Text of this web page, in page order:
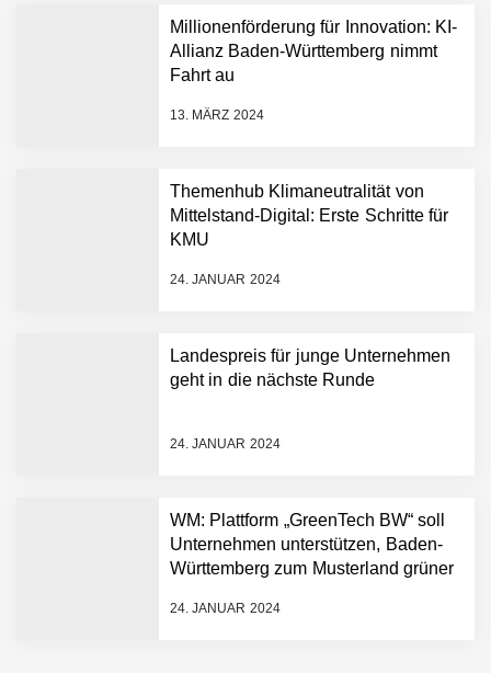
Millionenförderung für Innovation: KI-
Allianz Baden-Württemberg nimmt
Fahrt au
13. MÄRZ 2024
Themenhub Klimaneutralität von
Mittelstand-Digital: Erste Schritte für
KMU
24. JANUAR 2024
Landespreis für junge Unternehmen
geht in die nächste Runde
24. JANUAR 2024
WM: Plattform „GreenTech BW“ soll
Unternehmen unterstützen, Baden-
Württemberg zum Musterland grüner
24. JANUAR 2024
Plattform zu beschleunigen
NEURA Robotics und
Amazon Web Services
starten strategische
AI breit auszurollen
Humanoider Roboter bringt
Hightech ins Stadion
Simulationsdienstleistung in
FiniteNow ermöglicht
Entwicklungsprozesse
Pyck im Employer Portrait
Maximilian Mack von Pyck